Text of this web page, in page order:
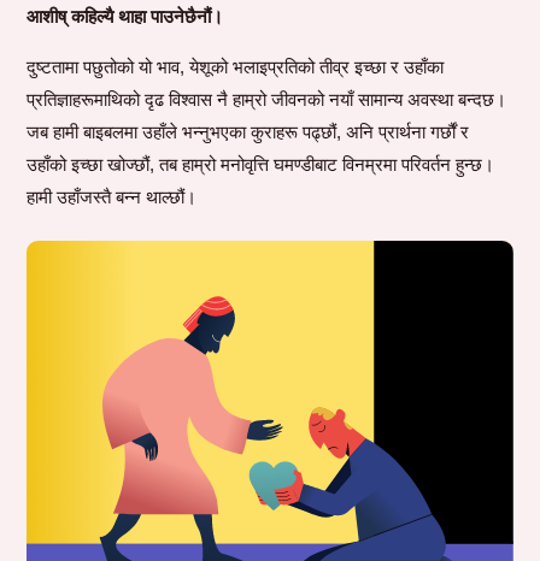
आशीष् कहिल्यै थाहा पाउनेछैनौं।
दुष्टतामा पछुतोको यो भाव, येशूको भलाइप्रतिको तीव्र इच्छा र उहाँका
प्रतिज्ञाहरूमाथिको दृढ विश्वास नै हाम्रो जीवनको नयाँ सामान्य अवस्था बन्दछ।
जब हामी बाइबलमा उहाँले भन्नुभएका कुराहरू पढ्छौं, अनि प्रार्थना गर्छौं र
उहाँको इच्छा खोज्छौं, तब हाम्रो मनोवृत्ति घमण्डीबाट विनम्रमा परिवर्तन हुन्छ।
हामी उहाँजस्तै बन्न थाल्छौं।